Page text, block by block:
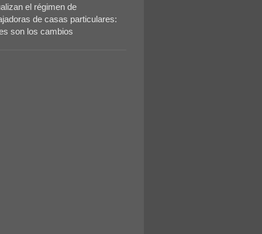
el régimen de
de casas particulares:
son los cambios